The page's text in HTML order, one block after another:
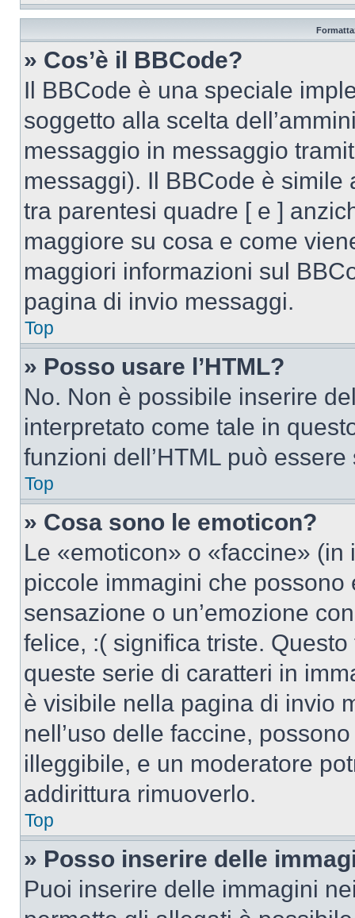
» Cos’è il BBCode?
Il BBCode è una speciale
soggetto alla scelta
messaggio in messaggio
messaggi). Il BBCode è simile
tra parentesi quadre [ e ]
maggiore su cosa e come
maggiori informazioni sul
pagina di invio messaggi.
Top
» Posso usare l’HTML?
No. Non è possibile inserire
interpretato come tale in
funzioni dell’HTML può
Top
» Cosa sono le emoticon?
Le «emoticon» o «faccine»
piccole immagini che
sensazione o un’emozione
felice, :( significa triste.
queste serie di caratteri in
è visibile nella pagina di invio
nell’uso delle faccine,
illeggibile, e un moderatore
addirittura rimuoverlo.
Top
» Posso inserire delle
Puoi inserire delle immagini